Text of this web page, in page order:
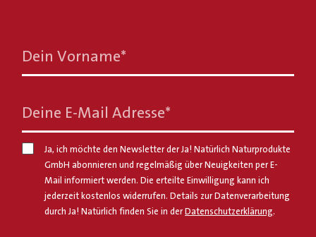
Dein Vorname*
Deine E-Mail Adresse*
Ja, ich möchte den Newsletter der Ja! Natürlich Naturprodukte
GmbH abonnieren und regelmäßig über Neuigkeiten per E-
Mail informiert werden. Die erteilte Einwilligung kann ich
jederzeit kostenlos widerrufen. Details zur Datenverarbeitung
durch Ja! Natürlich finden Sie in derDatenschutzerklärung.